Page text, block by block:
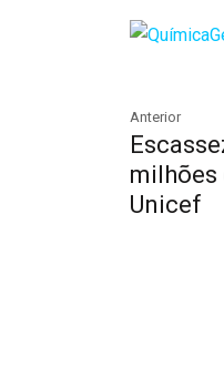
Anterior
milhões
Unicef